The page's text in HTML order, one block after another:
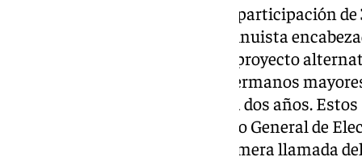
Actualmente, se aproxima una participación
que votar a la candidatura continuista
mayor, Guillermo Revuelta o al proyecto
Igualmente, podrán votar los hermanos
tengan una antigüedad mayor a dos años.
emitir el sufragio en este Cabildo General de
tarde de un día laborable. La primera llamada